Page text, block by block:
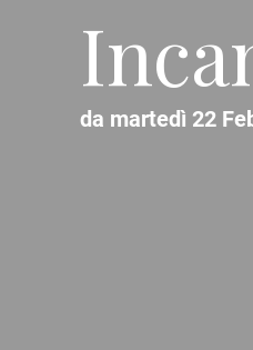
da martedì 22